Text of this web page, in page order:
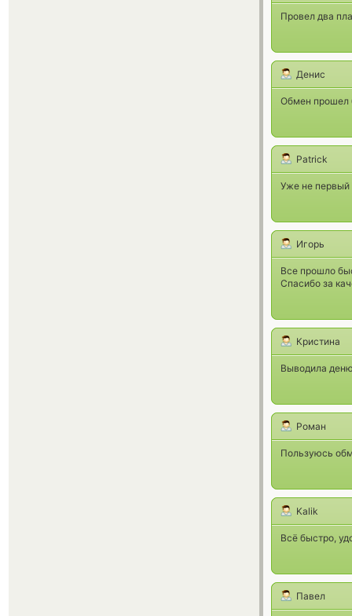
Провел два
Денис
Обмен прошел
Patrick
Уже не первый
Игорь
Все прошло
Спасибо за
Кристина
Выводила
Роман
Пользуюсь
Kalik
Всё быстро,
Павел